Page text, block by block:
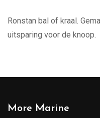
Ronstan bal of kraal.
uitsparing voor de knoop.
More Marine